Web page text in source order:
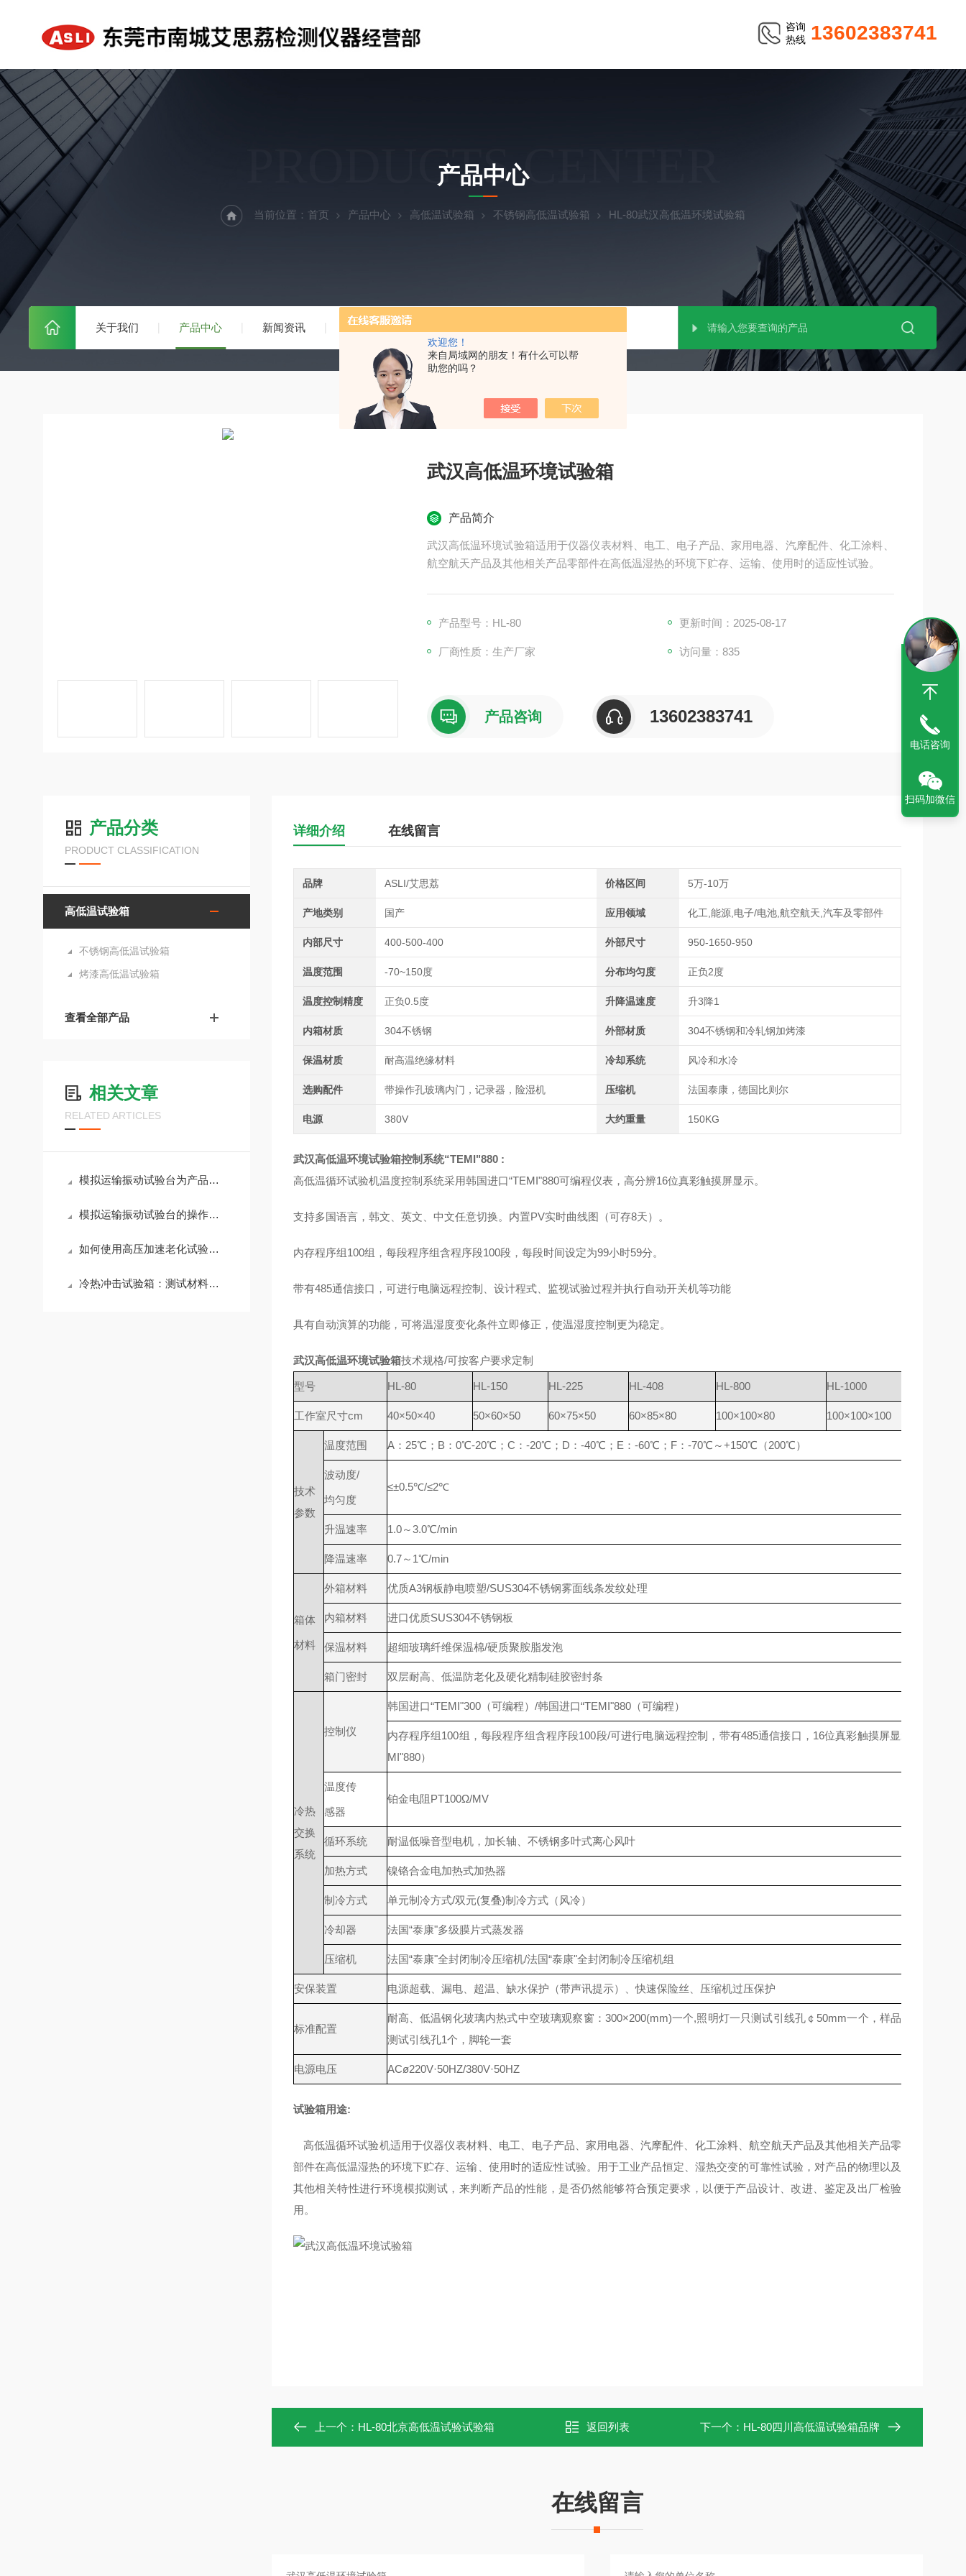
欢迎您！
来自局域网的朋友！有什么可以帮
助您的吗？
咨询
热线 13602383741
关于我们 产品中心 新闻资讯 技术文章
PRODUCTS CENTER
产品中心
当前位置： 首页 产品中心 高低温试验箱 不锈钢高低温试验箱 HL-80武汉高低温环境试验箱
武汉高低温环境试验箱
产品简介
武汉高低温环境试验箱适用于仪器仪表材料、电工、电子产品、家用电器、汽摩配件、化工涂料、
航空航天产品及其他相关产品零部件在高低温湿热的环境下贮存、运输、使用时的适应性试验。
产品型号：HL-80 更新时间：2025-08-17
厂商性质：生产厂家 访问量：835
产品咨询 13602383741
产品分类
PRODUCT CLASSIFICATION
高低温试验箱
不锈钢高低温试验箱
烤漆高低温试验箱
查看全部产品
相关文章
RELATED ARTICLES
模拟运输振动试验台为产品运输安全保驾护航
模拟运输振动试验台的操作指南
如何使用高压加速老化试验箱进行产品寿命预测
冷热冲击试验箱：测试材料耐温效果的理想工具
详细介绍 在线留言
品牌 ASLI/艾思荔 价格区间 5万-10万
产地类别 国产 应用领域 化工,能源,电子/电池,航空航天,汽车及零部件
内部尺寸 400-500-400 外部尺寸 950-1650-950
温度范围 -70~150度 分布均匀度 正负2度
温度控制精度 正负0.5度 升降温速度 升3降1
内箱材质 304不锈钢 外部材质 304不锈钢和冷轧钢加烤漆
保温材质 耐高温绝缘材料 冷却系统 风冷和水冷
选购配件 带操作孔玻璃内门，记录器，险湿机 压缩机 法国泰康，德国比则尔
电源 380V 大约重量 150KG
武汉高低温环境试验箱控制系统“TEMI"880 :
高低温循环试验机温度控制系统采用韩国进口“TEMI"880可编程仪表，高分辨16位真彩触摸屏显示。
支持多国语言，韩文、英文、中文任意切换。内置PV实时曲线图（可存8天）。
内存程序组100组，每段程序组含程序段100段，每段时间设定为99小时59分。
带有485通信接口，可进行电脑远程控制、设计程式、监视试验过程并执行自动开关机等功能
具有自动演算的功能，可将温湿度变化条件立即修正，使温湿度控制更为稳定。
武汉高低温环境试验箱技术规格/可按客户要求定制
型号 HL-80 HL-150 HL-225 HL-408 HL-800 HL-1000
工作室尺寸cm 40×50×40 50×60×50 60×75×50 60×85×80 100×100×80 100×100×100
技术
参数
温度范围 A：25℃；B：0℃-20℃；C：-20℃；D：-40℃；E：-60℃；F：-70℃～+150℃（200℃）
波动度/
均匀度
≤±0.5℃/≤2℃
升温速率 1.0～3.0℃/min
降温速率 0.7～1℃/min
箱体
材料
外箱材料 优质A3钢板静电喷塑/SUS304不锈钢雾面线条发纹处理
内箱材料 进口优质SUS304不锈钢板
保温材料 超细玻璃纤维保温棉/硬质聚胺脂发泡
箱门密封 双层耐高、低温防老化及硬化精制硅胶密封条
冷热
交换
系统
控制仪
韩国进口“TEMI"300（可编程）/韩国进口“TEMI"880（可编程）
内存程序组100组，每段程序组含程序段100段/可进行电脑远程控制，带有485通信接口，16位真彩触摸屏显示（“TE
MI"880）
温度传
感器
铂金电阻PT100Ω/MV
循环系统 耐温低噪音型电机，加长轴、不锈钢多叶式离心风叶
加热方式 镍铬合金电加热式加热器
制冷方式 单元制冷方式/双元(复叠)制冷方式（风冷）
冷却器 法国“泰康"多级膜片式蒸发器
压缩机 法国“泰康"全封闭制冷压缩机/法国“泰康"全封闭制冷压缩机组
安保装置 电源超载、漏电、超温、缺水保护（带声讯提示）、快速保险丝、压缩机过压保护
标准配置
耐高、低温钢化玻璃内热式中空玻璃观察窗：300×200(mm)一个,照明灯一只测试引线孔￠50mm一个，样品架2付，
测试引线孔1个，脚轮一套
电源电压 ACø220V·50HZ/380V·50HZ
试验箱用途:
高低温循环试验机适用于仪器仪表材料、电工、电子产品、家用电器、汽摩配件、化工涂料、航空航天产品及其他相关产品零
部件在高低温湿热的环境下贮存、运输、使用时的适应性试验。用于工业产品恒定、湿热交变的可靠性试验，对产品的物理以及
其他相关特性进行环境模拟测试，来判断产品的性能，是否仍然能够符合预定要求，以便于产品设计、改进、鉴定及出厂检验
用。
上一个： HL-80北京高低温试验试验箱 返回列表 下一个： HL-80四川高低温试验箱品牌
在线留言
电话咨询
扫码加微信